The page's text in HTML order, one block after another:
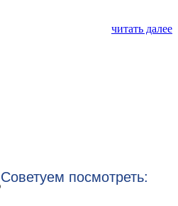
читать далее
Советуем посмотреть: